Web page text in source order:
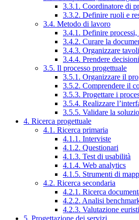
3.3.1. Coordinatore di
3.3.2. Definire ruoli e
3.4. Metodo di lavoro
3.4.1. Definire
3.4.2. Curare la
3.4.3. Organizzare
3.4.4. Prendere decisioni
3.5. Il processo progettuale
3.5.1. Organizzare il
3.5.2. Comprendere il
3.5.3. Progettare i
3.5.4. Realizzare
3.5.5. Validare la
4. Ricerca progettuale
4.1. Ricerca primaria
4.1.1. Interviste
4.1.2. Questionari
4.1.3. Test di usabilità
4.1.4. Web analytics
4.1.5. Strumenti di
4.2. Ricerca secondaria
4.2.1. Ricerca
4.2.2. Analisi
4.2.3. Valutazione
5. Progettazione dei servizi